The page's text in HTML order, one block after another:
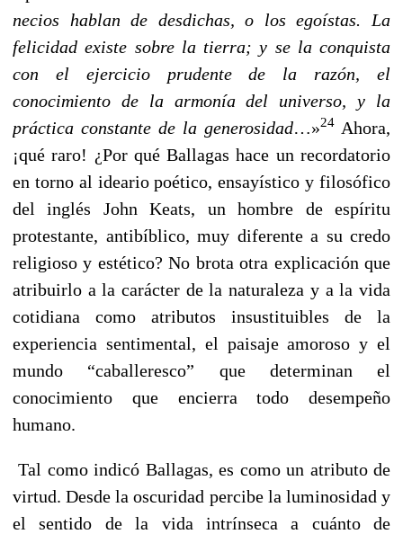
necios hablan de desdichas, o los egoístas. La
felicidad existe sobre la tierra; y se la conquista
con el ejercicio prudente de la razón, el
conocimiento de la armonía del universo, y la
práctica constante de la generosidad…»24 Ahora,
¡qué raro! ¿Por qué Ballagas hace un recordatorio
en torno al ideario poético, ensayístico y filosófico
del inglés John Keats, un hombre de espíritu
protestante, antibíblico, muy diferente a su credo
religioso y estético? No brota otra explicación que
atribuirlo a la carácter de la naturaleza y a la vida
cotidiana como atributos insustituibles de la
experiencia sentimental, el paisaje amoroso y el
mundo “caballeresco” que determinan el
conocimiento que encierra todo desempeño
humano.
Tal como indicó Ballagas, es como un atributo de
virtud. Desde la oscuridad percibe la luminosidad y
el sentido de la vida intrínseca a cuánto de